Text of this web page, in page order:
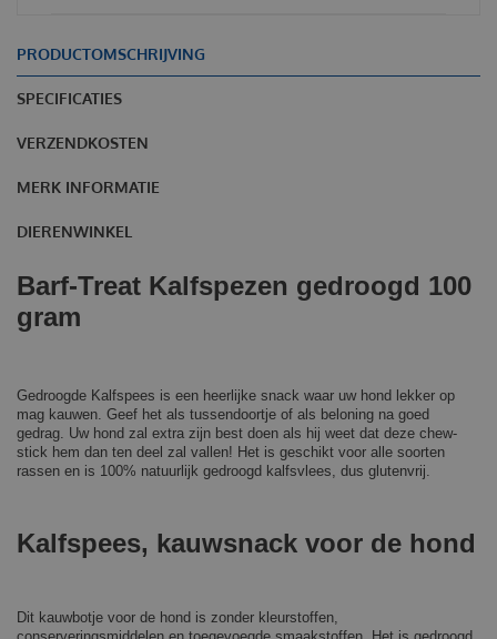
PRODUCTOMSCHRIJVING
SPECIFICATIES
VERZENDKOSTEN
MERK INFORMATIE
DIERENWINKEL
Barf-Treat Kalfspezen gedroogd 100
gram
Gedroogde Kalfspees is een heerlijke snack waar uw hond lekker op
mag kauwen. Geef het als tussendoortje of als beloning na goed
gedrag. Uw hond zal extra zijn best doen als hij weet dat deze chew-
stick hem dan ten deel zal vallen! Het is geschikt voor alle soorten
rassen en is 100% natuurlijk gedroogd kalfsvlees, dus glutenvrij.
Kalfspees, kauwsnack voor de hond
Dit kauwbotje voor de hond is zonder kleurstoffen,
conserveringsmiddelen en toegevoegde smaakstoffen. Het is gedroogd,